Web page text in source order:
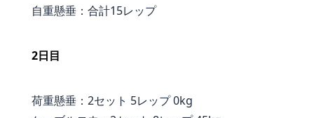
自重懸垂：合計15レップ
2日目
荷重懸垂：2セット 5レップ 0kg